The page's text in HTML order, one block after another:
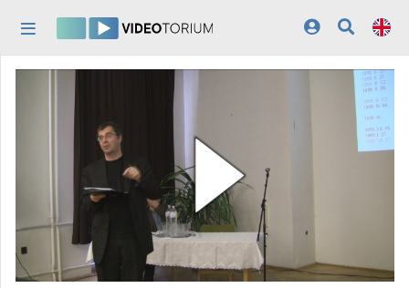
Categories
Playlists
Organizations